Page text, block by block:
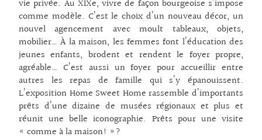
vie privée. Au XIXe, vivre de façon bourgeoise s’impose
comme modèle. C’est le choix d’un nouveau décor, un
nouvel agencement avec moult tableaux, objets,
mobilier… À la maison, les femmes font l’éducation des
jeunes enfants, brodent et rendent le foyer propre,
agréable… C’est aussi un foyer pour accueillir entre
autres les repas de famille qui s’y épanouissent.
L’exposition Home Sweet Home rassemble d’importants
prêts d’une dizaine de musées régionaux et plus et
réunit une belle iconographie. Prêts pour une visite
« comme à la maison! »?